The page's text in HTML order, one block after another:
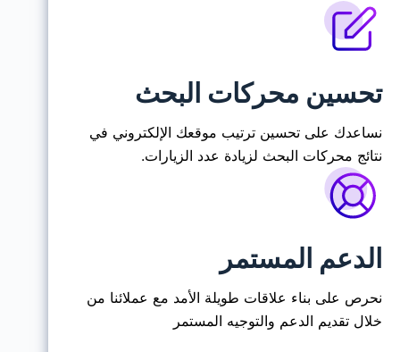
تحسين محركات البحث
نساعدك على تحسين ترتيب موقعك الإلكتروني في
نتائج محركات البحث لزيادة عدد الزيارات.
الدعم المستمر
نحرص على بناء علاقات طويلة الأمد مع عملائنا من
خلال تقديم الدعم والتوجيه المستمر